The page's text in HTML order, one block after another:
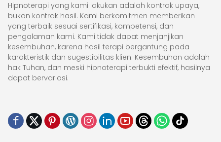
Hipnoterapi yang kami lakukan adalah kontrak upaya,
bukan kontrak hasil. Kami berkomitmen memberikan
yang terbaik sesuai sertifikasi, kompetensi, dan
pengalaman kami. Kami tidak dapat menjanjikan
kesembuhan, karena hasil terapi bergantung pada
karakteristik dan sugestibilitas klien. Kesembuhan adalah
hak Tuhan, dan meski hipnoterapi terbukti efektif, hasilnya
dapat bervariasi.